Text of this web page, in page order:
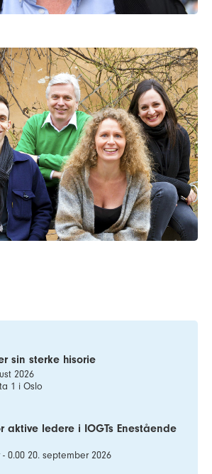
sin sterke hisorie
2026
1 i Oslo
aktive ledere i IOGTs Enestående
0.00 20. september 2026